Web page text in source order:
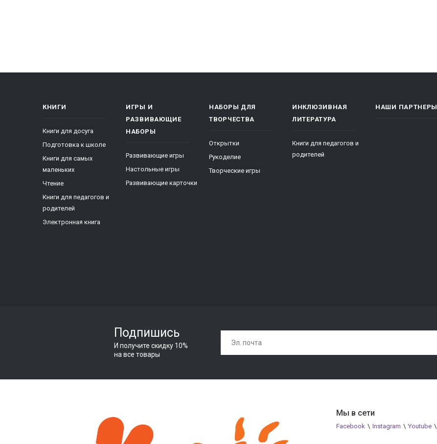
КНИГИ
Книги для досуга
Подготовка к школе
Книги для самых
маленьких
Чтение
Книги для педагогов и
родителей
Электронная книга
ИГРЫ И
РАЗВИВАЮЩИЕ
НАБОРЫ
Развивающие игры
Настольные игры
Развивающие карточки
НАБОРЫ ДЛЯ
ТВОРЧЕСТВА
Открытки
Рукоделие
Творческие игры
ИНКЛЮЗИВНАЯ
ЛИТЕРАТУРА
Книги для педагогов и
родителей
НАШИ ПАРТНЕРЫ
Подпишись
И получите скидку 10%
на все товары
Мы в сети
Facebook \ Instagram \ Youtube \